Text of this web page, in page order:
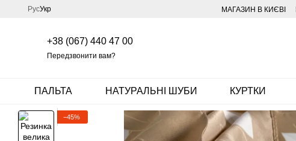
Перейти до основного контенту
РусУкр МАГАЗИН В КИЄВІ
+38 (067) 440 47 00
Передзвонити вам?
ПАЛЬТА НАТУРАЛЬНІ ШУБИ КУРТКИ
−45%